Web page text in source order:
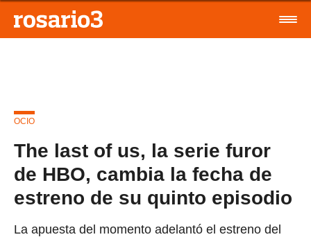
OCIO
The last of us, la serie furor
de HBO, cambia la fecha de
estreno de su quinto episodio
La apuesta del momento adelantó el estreno del